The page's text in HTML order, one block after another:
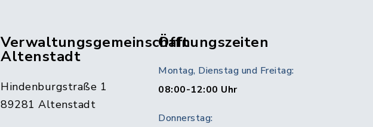
Verwaltungsgemeinschaft
Altenstadt
Hindenburgstraße 1
89281 Altenstadt
Öffnungszeiten
Montag, Dienstag und Freitag:
08:00-12:00 Uhr
Donnerstag: